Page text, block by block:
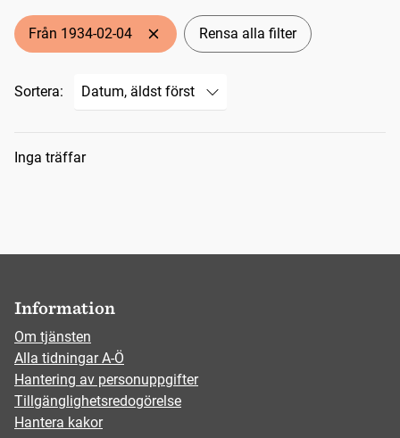
Från 1934-02-04 Rensa alla filter
Sortera:
Sökresultat
Inga träffar
Information
Om tjänsten
Alla tidningar A-Ö
Hantering av personuppgifter
Tillgänglighetsredogörelse
Hantera kakor